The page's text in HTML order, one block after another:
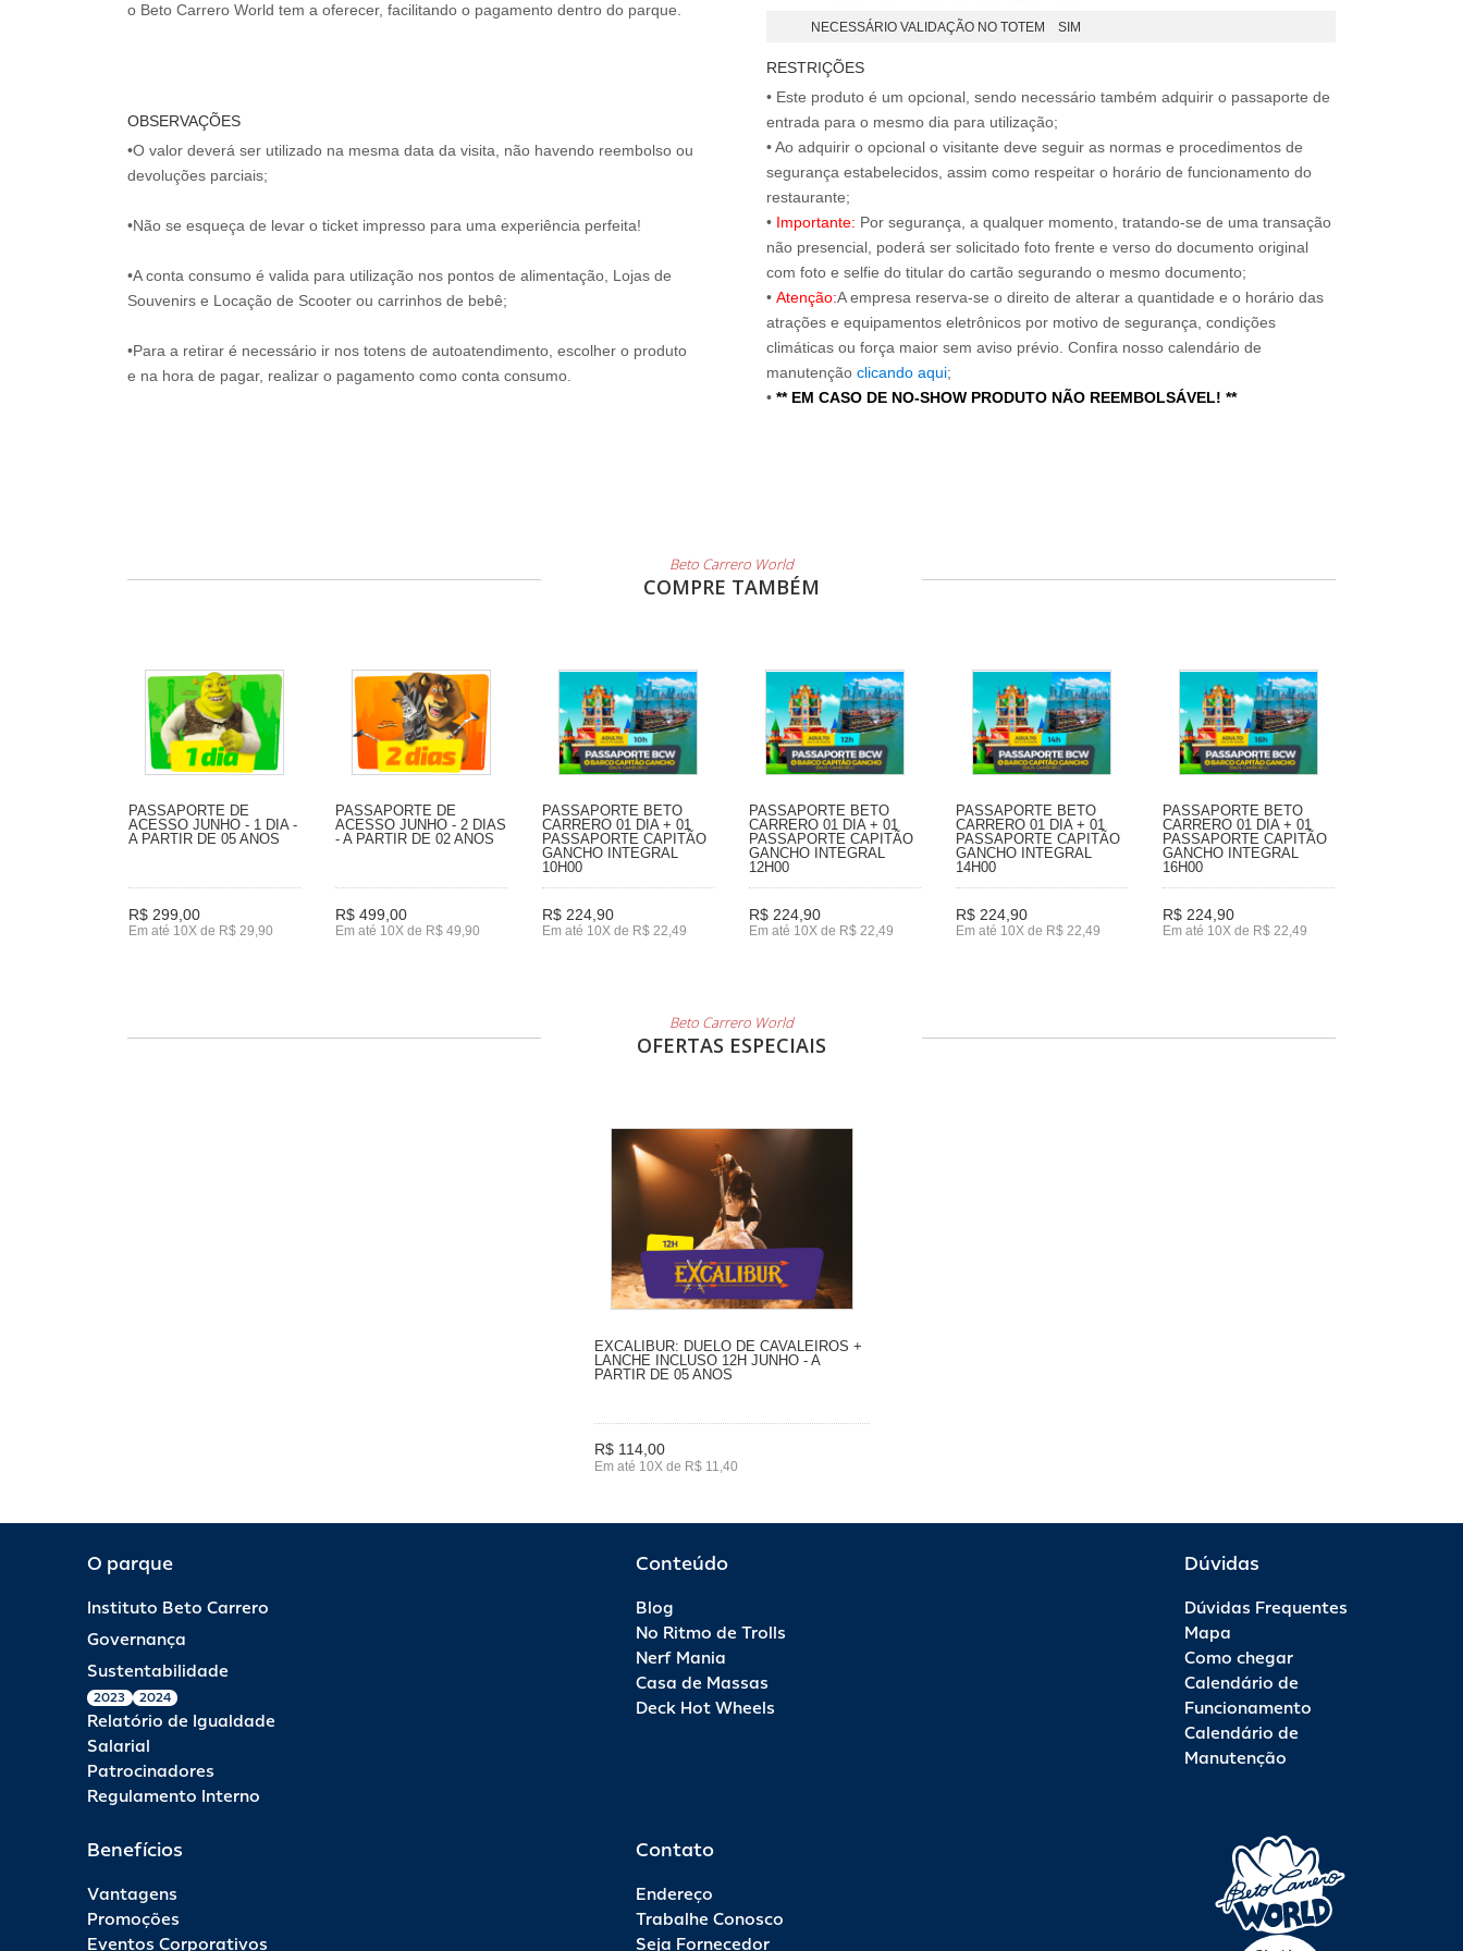
o Beto Carrero World tem a oferecer, facilitando o pagamento dentro do parque.
OBSERVAÇÕES
•O valor deverá ser utilizado na mesma data da visita, não havendo reembolso ou
devoluções parciais;
•Não se esqueça de levar o ticket impresso para uma experiência perfeita!
•A conta consumo é valida para utilização nos pontos de alimentação, Lojas de
Souvenirs e Locação de Scooter ou carrinhos de bebê;
•Para a retirar é necessário ir nos totens de autoatendimento, escolher o produto
e na hora de pagar, realizar o pagamento como conta consumo.
NECESSÁRIO VALIDAÇÃO NO TOTEM SIM
RESTRIÇÕES
• Este produto é um opcional, sendo necessário também adquirir o passaporte de
entrada para o mesmo dia para utilização;
• Ao adquirir o opcional o visitante deve seguir as normas e procedimentos de
segurança estabelecidos, assim como respeitar o horário de funcionamento do
restaurante;
• Importante: Por segurança, a qualquer momento, tratando-se de uma transação
não presencial, poderá ser solicitado foto frente e verso do documento original
com foto e selfie do titular do cartão segurando o mesmo documento;
• Atenção:A empresa reserva-se o direito de alterar a quantidade e o horário das
atrações e equipamentos eletrônicos por motivo de segurança, condições
climáticas ou força maior sem aviso prévio. Confira nosso calendário de
manutenção clicando aqui;
• ** EM CASO DE NO-SHOW PRODUTO NÃO REEMBOLSÁVEL! **
Beto Carrero World
COMPRE TAMBÉM
PASSAPORTE DE
ACESSO JUNHO - 1 DIA -
A PARTIR DE 05 ANOS
R$ 299,00
Em até 10X de R$ 29,90
PASSAPORTE DE
ACESSO JUNHO - 2 DIAS
- A PARTIR DE 02 ANOS
R$ 499,00
Em até 10X de R$ 49,90
PASSAPORTE BETO
CARRERO 01 DIA + 01
PASSAPORTE CAPITÃO
GANCHO INTEGRAL
10H00
R$ 224,90
Em até 10X de R$ 22,49
PASSAPORTE BETO
CARRERO 01 DIA + 01
PASSAPORTE CAPITÃO
GANCHO INTEGRAL
12H00
R$ 224,90
Em até 10X de R$ 22,49
PASSAPORTE BETO
CARRERO 01 DIA + 01
PASSAPORTE CAPITÃO
GANCHO INTEGRAL
14H00
R$ 224,90
Em até 10X de R$ 22,49
PASSAPORTE BETO
CARRERO 01 DIA + 01
PASSAPORTE CAPITÃO
GANCHO INTEGRAL
16H00
R$ 224,90
Em até 10X de R$ 22,49
Beto Carrero World
OFERTAS ESPECIAIS
EXCALIBUR: DUELO DE CAVALEIROS +
LANCHE INCLUSO 12H JUNHO - A
PARTIR DE 05 ANOS
R$ 114,00
Em até 10X de R$ 11,40
O parque
Instituto Beto Carrero
Governança
Sustentabilidade
2023 2024
Relatório de Igualdade
Salarial
Patrocinadores
Regulamento Interno
Conteúdo
Blog
No Ritmo de Trolls
Nerf Mania
Casa de Massas
Deck Hot Wheels
Dúvidas
Dúvidas Frequentes
Mapa
Como chegar
Calendário de
Funcionamento
Calendário de
Manutenção
Benefícios
Vantagens
Promoções
Eventos Corporativos
Contato
Endereço
Trabalhe Conosco
Seja Fornecedor